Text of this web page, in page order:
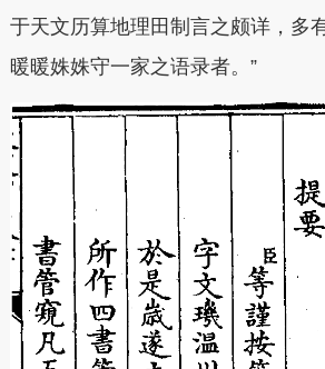
于天文历算地理田制言之颇详，
暖暖姝姝守一家之语录者。”